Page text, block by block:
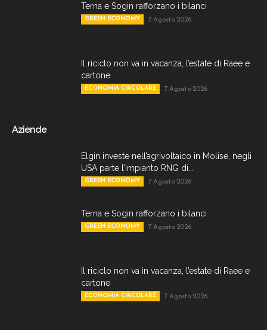
Terna e Sogin rafforzano i bilanci
GREEN ECONOMY 7 Agosto 2026
Il riciclo non va in vacanza, l’estate di Raee e
cartone
ECONOMIA CIRCOLARE 7 Agosto 2026
Aziende
Elgin investe nell’agrivoltaico in Molise, negli
USA parte l’impianto RNG di...
GREEN ECONOMY 7 Agosto 2026
Terna e Sogin rafforzano i bilanci
GREEN ECONOMY 7 Agosto 2026
Il riciclo non va in vacanza, l’estate di Raee e
cartone
ECONOMIA CIRCOLARE 7 Agosto 2026